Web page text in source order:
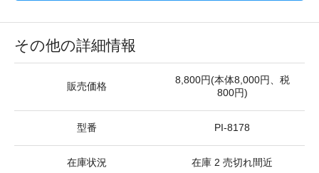
その他の詳細情報
販売価格
8,800円(本体8,000円、税
800円)
型番 PI-8178
在庫状況 在庫 2 売切れ間近